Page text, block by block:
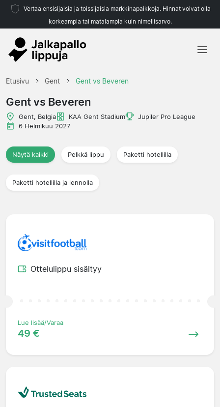
Vertaa ensisijaisia ja toissijaisia markkinapaikkoja. Hinnat voivat olla
korkeampia tai matalampia kuin nimellisarvo.
Etusivu Gent Gent vs Beveren
Gent vs Beveren
Gent, Belgia KAA Gent Stadium
Jupiler Pro League
6 Helmikuu 2027
Näytä kaikki Pelkkä lippu Paketti hotellilla
Paketti hotellilla ja lennolla
Ottelulippu sisältyy
Lue lisää/Varaa
49 €